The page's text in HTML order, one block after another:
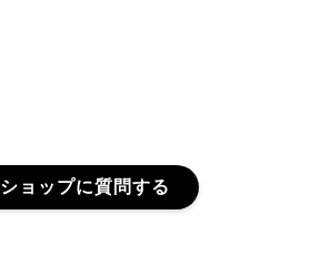
ショップに質問する